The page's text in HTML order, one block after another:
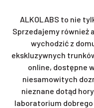
ALKOLABS to nie
Sprzedajemy również
wychodzić z
ekskluzywnych
online, dostępne
niesamowitych
nieznane dotąd
laboratorium